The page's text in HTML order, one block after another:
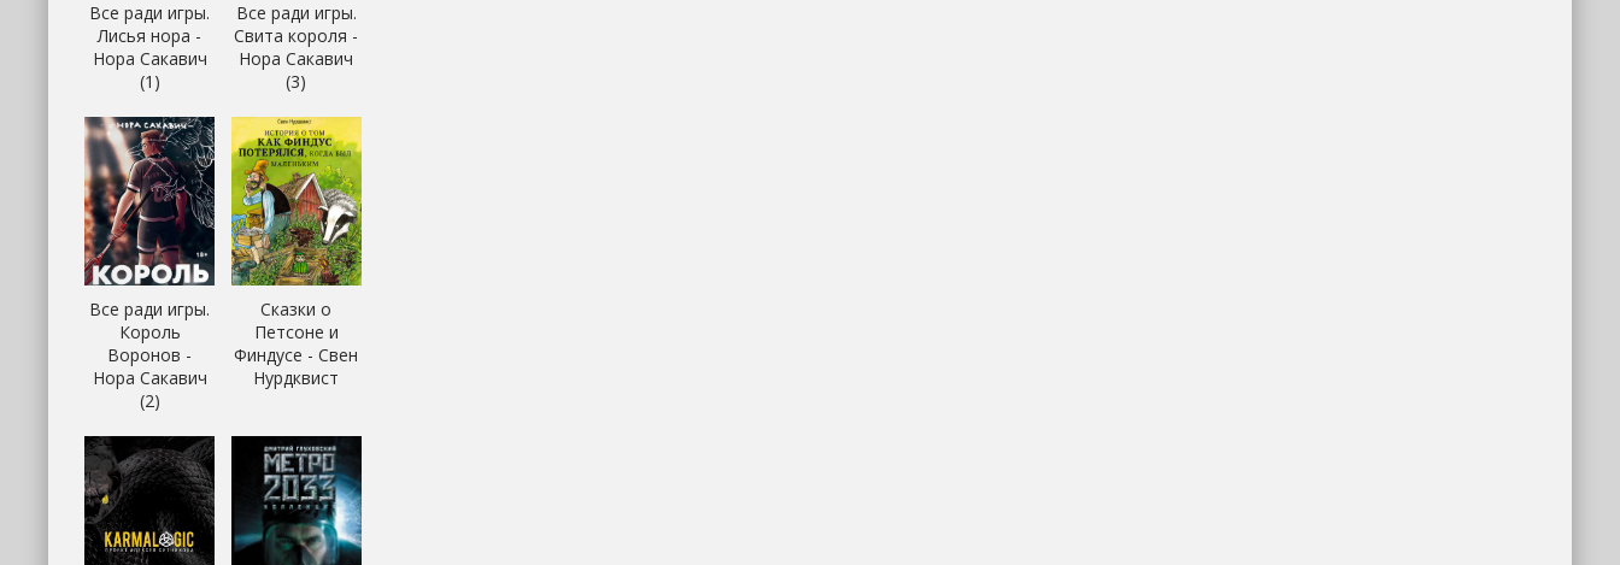
Все ради игры.
Лисья нора -
Нора Сакавич
(1)
Все ради игры.
Свита короля -
Нора Сакавич
(3)
Все ради игры.
Король
Воронов -
Нора Сакавич
(2)
Сказки о
Петсоне и
Финдусе - Свен
Нурдквист